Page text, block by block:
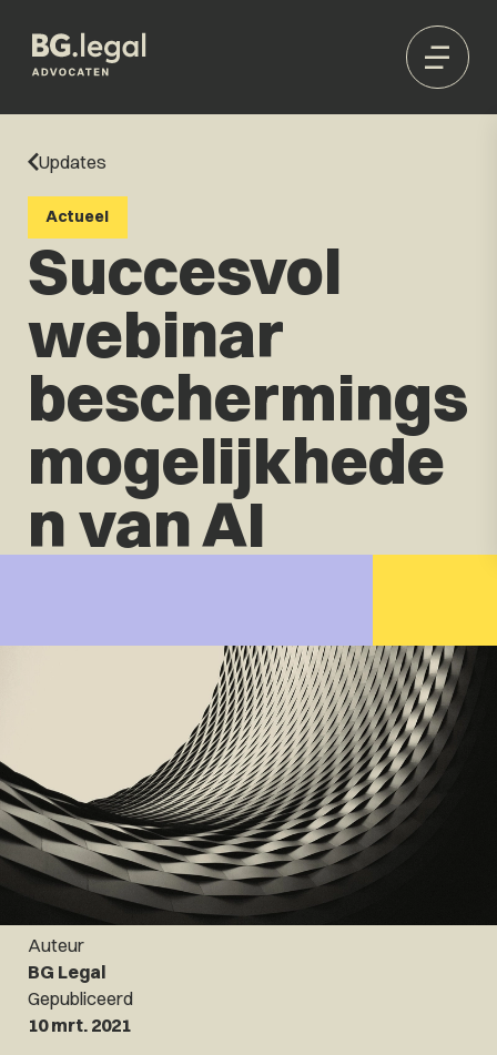
Updates
Actueel
Succesvol
webinar
beschermings
mogelijkhede
n van AI
Auteur
BG Legal
Gepubliceerd
10 mrt. 2021